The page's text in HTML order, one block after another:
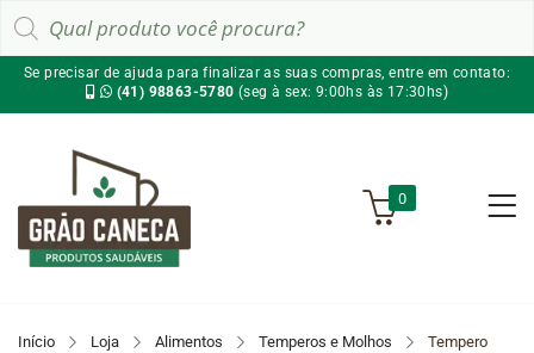
produtos
Se precisar de ajuda para finalizar as suas compras, entre em contato:
(41) 98863-5780 (seg à sex: 9:00hs às 17:30hs)
0
Início Loja Alimentos Temperos e Molhos
Tempero